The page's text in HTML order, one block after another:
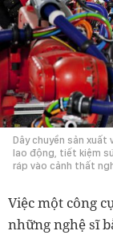
Dây chuyền sản
lao động, tiết kiệm
ráp vào cảnh thất
Việc một công
những nghệ sĩ